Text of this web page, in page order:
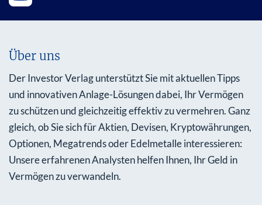
Über uns
Der Investor Verlag unterstützt Sie mit aktuellen Tipps
und innovativen Anlage-Lösungen dabei, Ihr Vermögen
zu schützen und gleichzeitig effektiv zu vermehren. Ganz
gleich, ob Sie sich für Aktien, Devisen, Kryptowährungen,
Optionen, Megatrends oder Edelmetalle interessieren:
Unsere erfahrenen Analysten helfen Ihnen, Ihr Geld in
Vermögen zu verwandeln.